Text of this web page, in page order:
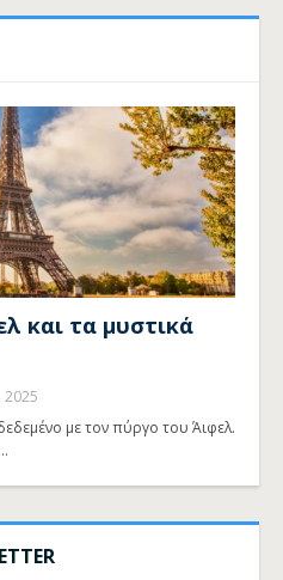
και τα μυστικά
2025
με τον πύργο του Άιφελ.